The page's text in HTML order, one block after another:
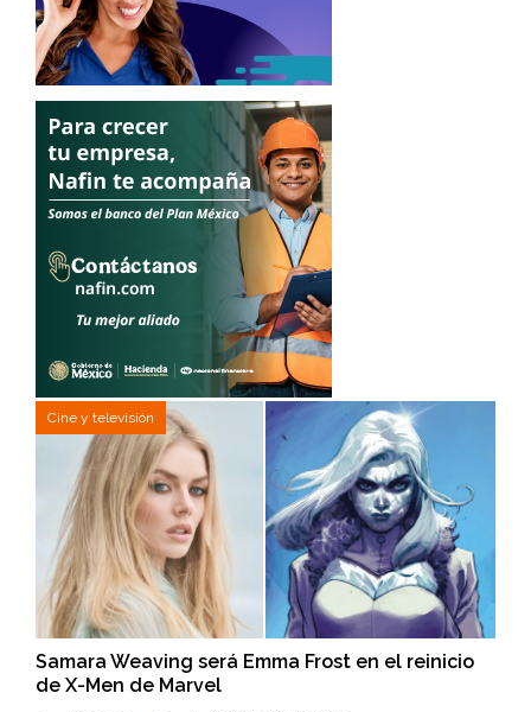
Cine y televisión
Samara Weaving será Emma Frost en el reinicio
de X-Men de Marvel